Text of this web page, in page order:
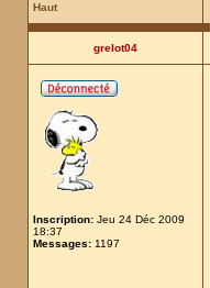
Haut
grelot04
Inscription: Jeu 24 Déc 2009
18:37
Messages: 1197